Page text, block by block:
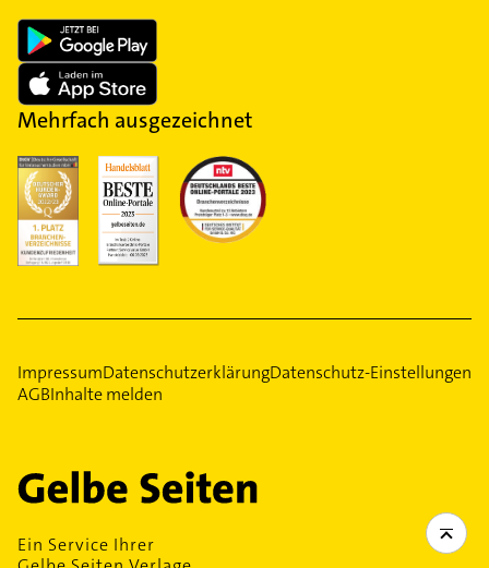
Mehrfach ausgezeichnet
ImpressumDatenschutzerklärungDatenschutz-Einstellungen
AGBInhalte melden
Ein Service Ihrer